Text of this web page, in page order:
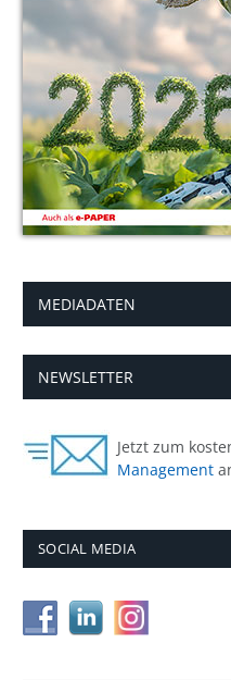
MEDIADATEN
NEWSLETTER
Jetzt zum
Management
SOCIAL MEDIA